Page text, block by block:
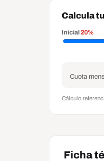
Calcula
Inicial 20%
Cuota
Cálculo
Ficha